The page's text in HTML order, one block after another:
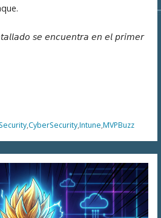
𝘴𝘦 𝘦𝘯𝘤𝘶𝘦𝘯𝘵𝘳𝘢 𝘦𝘯 𝘦𝘭 𝘱𝘳𝘪𝘮𝘦𝘳
,CyberSecurity,Intune,MVPBuzz